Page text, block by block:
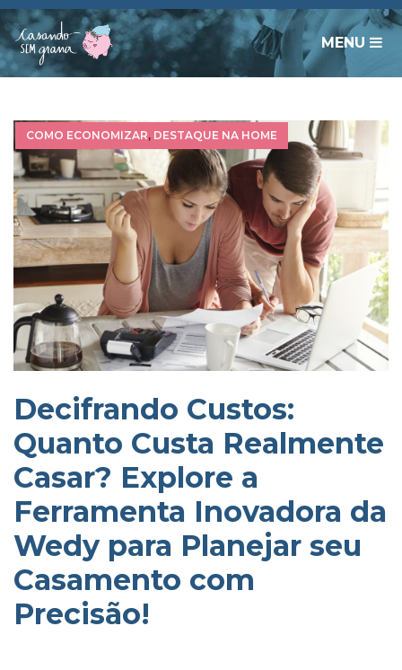
MENU
COMO ECONOMIZAR, DESTAQUE NA HOME
Decifrando Custos:
Quanto Custa Realmente
Casar? Explore a
Ferramenta Inovadora da
Wedy para Planejar seu
Casamento com
Precisão!